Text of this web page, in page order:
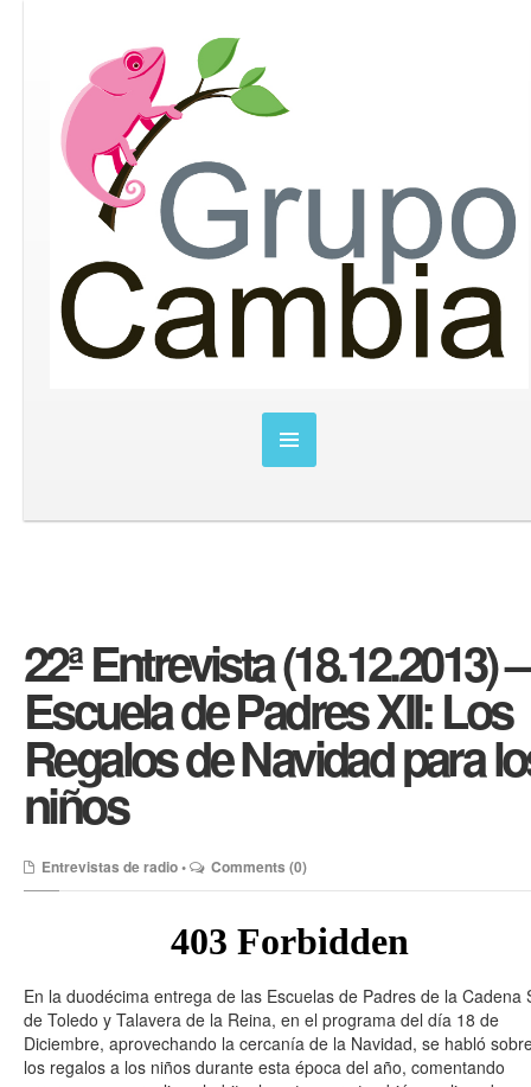
22ª Entrevista (18.12.2013) –
Escuela de Padres XII: Los
Regalos de Navidad para
niños
Entrevistas de radio• Comments (0)
En la duodécima entrega de las Escuelas de Padres de la Cadena
de Toledo y Talavera de la Reina, en el programa del día 18 de
Diciembre, aprovechando la cercanía de la Navidad, se habló
los regalos a los niños durante esta época del año, comentando